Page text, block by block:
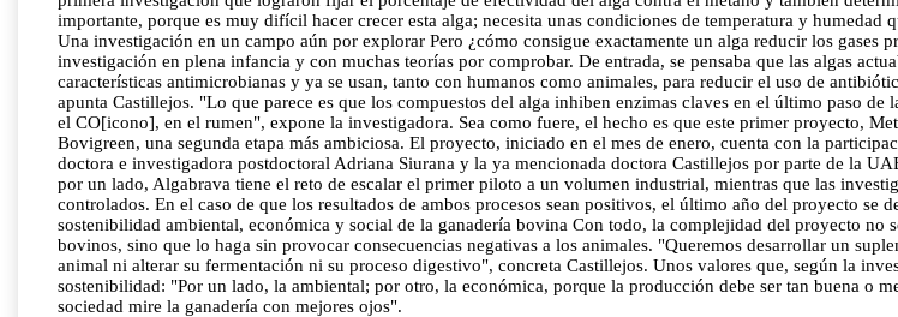
importante, porque es muy difícil hacer crecer esta alga; necesita unas condiciones de temperatura y
Una investigación en un campo aún por explorar Pero ¿cómo consigue exactamente un alga reducir los gases
investigación en plena infancia y con muchas teorías por comprobar. De entrada, se pensaba que las algas
características antimicrobianas y ya se usan, tanto con humanos como animales, para reducir el uso de
apunta Castillejos. "Lo que parece es que los compuestos del alga inhiben enzimas claves en el último paso
el CO[icono], en el rumen", expone la investigadora. Sea como fuere, el hecho es que este primer proyecto,
Bovigreen, una segunda etapa más ambiciosa. El proyecto, iniciado en el mes de enero, cuenta con la
doctora e investigadora postdoctoral Adriana Siurana y la ya mencionada doctora Castillejos por parte de la
por un lado, Algabrava tiene el reto de escalar el primer piloto a un volumen industrial, mientras que las
controlados. En el caso de que los resultados de ambos procesos sean positivos, el último año del proyecto se
sostenibilidad ambiental, económica y social de la ganadería bovina Con todo, la complejidad del proyecto
bovinos, sino que lo haga sin provocar consecuencias negativas a los animales. "Queremos desarrollar un
animal ni alterar su fermentación ni su proceso digestivo", concreta Castillejos. Unos valores que, según la
sostenibilidad: "Por un lado, la ambiental; por otro, la económica, porque la producción debe ser tan buena o
sociedad mire la ganadería con mejores ojos".